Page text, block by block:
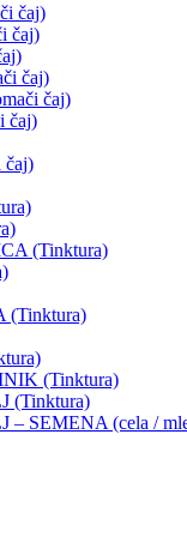
čaj)
čaj)
čaj)
čaj)
čaj)
čaj)
(Tinktura)
(Tinktura)
(Tinktura)
(Tinktura)
– SEMENA (cela /